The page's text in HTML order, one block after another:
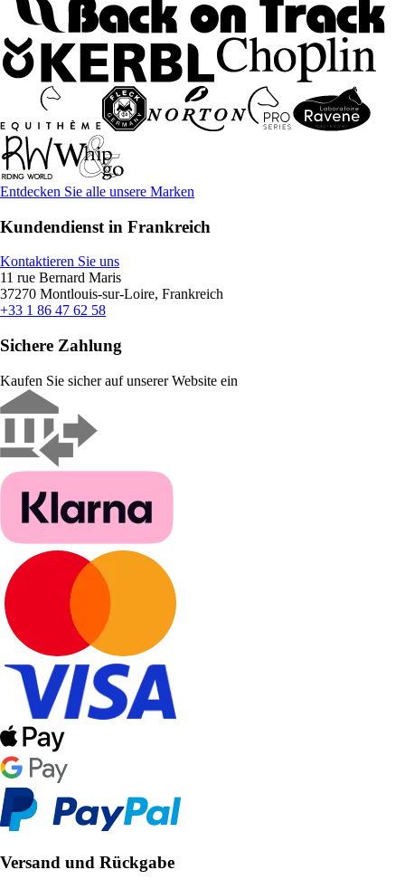
Entdecken Sie alle unsere Marken
Kundendienst in Frankreich
Kontaktieren Sie uns
11 rue Bernard Maris
37270 Montlouis-sur-Loire, Frankreich
+33 1 86 47 62 58
Sichere Zahlung
Kaufen Sie sicher auf unserer Website ein
Versand und Rückgabe